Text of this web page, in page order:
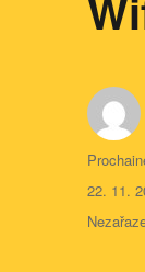
Autor:
22. 11.
Rubriky: